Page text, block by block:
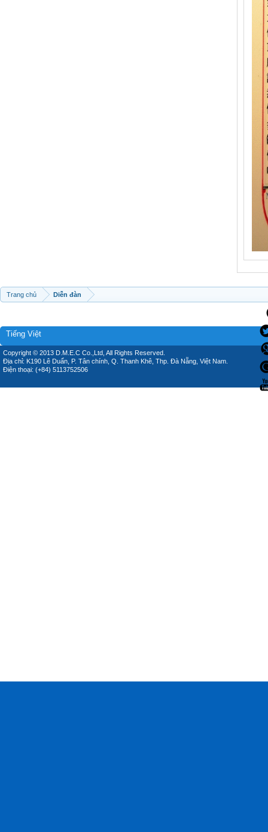
Trang chủ Diễn đàn
Tiếng Việt
Copyright © 2013 D.M.E.C Co.,Ltd, All Rights Reserved.
Địa chỉ: K190 Lê Duẩn, P. Tân chính, Q. Thanh Khê, Thp. Đà Nẵng, Việt Nam.
Điện thoại: (+84) 5113752506